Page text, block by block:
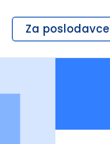
Za poslodavce